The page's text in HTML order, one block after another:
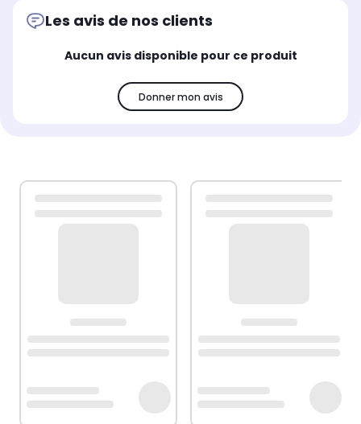
Les avis de nos clients
Aucun avis disponible pour ce produit
Donner mon avis